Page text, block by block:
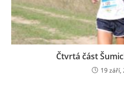
Čtvrtá část
19 září,